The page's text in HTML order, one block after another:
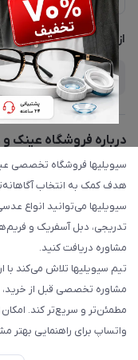
لیست محصولات
درباره ما
پشتیبانی واتساپ 09397003162
از جدید‌ترین تخفیف‌ها
درباره فروشگاه عینک
سیویلیها فروشگاه تخصصی
هدف کمک به انتخاب
سیویلیها می‌توانید انواع
تدریجی، دبل آسفریک و
مشاوره دریافت کنید.
تیم سیویلیها تلاش می‌کند
مشاوره تخصصی قبل از خرید،
مطمئن‌تر و سریع‌تر کند.
واتساپ برای راهنمایی بهتر